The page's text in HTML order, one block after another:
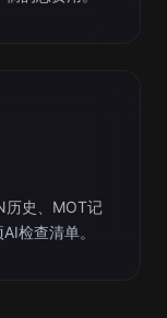
历史、MOT记
检查清单。